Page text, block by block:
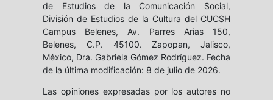
de Estudios de la Comunicación Social,
División de Estudios de la Cultura del CUCSH
Campus Belenes, Av. Parres Arias 150,
Belenes, C.P. 45100. Zapopan, Jalisco,
México, Dra. Gabriela Gómez Rodríguez. Fecha
de la última modificación: 8 de julio de 2026.
Las opiniones expresadas por los autores no